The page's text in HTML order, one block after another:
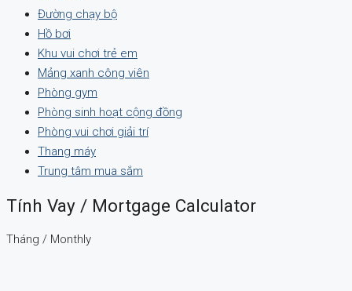
Đường chạy bộ
Hồ bơi
Khu vui chơi trẻ em
Mảng xanh công viên
Phòng gym
Phòng sinh hoạt cộng đồng
Phòng vui chơi giải trí
Thang máy
Trung tâm mua sắm
Tính Vay / Mortgage Calculator
Tháng / Monthly